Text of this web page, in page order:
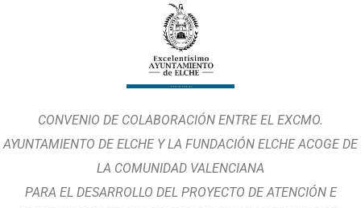
CONVENIO DE COLABORACIÓN ENTRE EL EXCMO.
AYUNTAMIENTO DE ELCHE Y LA FUNDACIÓN ELCHE ACOGE DE
LA COMUNIDAD VALENCIANA
PARA EL DESARROLLO DEL PROYECTO DE ATENCIÓN E